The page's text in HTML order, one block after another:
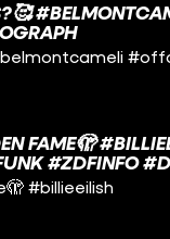
FAME🫣
#ZDFINFO
#billieeilish